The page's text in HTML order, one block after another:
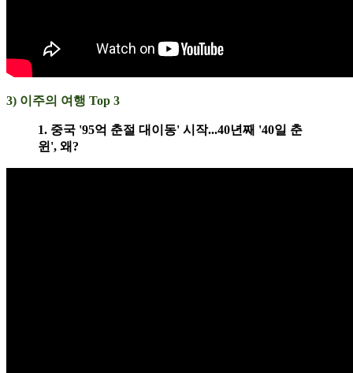
3) 이주의 여행 Top 3
1. 중국 '95억 춘절 대이동' 시작...40년째 '40일 춘
윈', 왜?